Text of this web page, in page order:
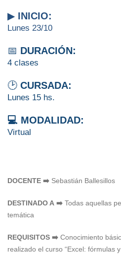
▶ INICIO:
Lunes 23/10
📅 DURACIÓN:
4 clases
🕑 CURSADA:
Lunes 15 hs.
💻 MODALIDAD:
Virtual
DOCENTE ➡️ Sebastián Ballesillos
DESTINADO A ➡️ Todas aquellas
temática
REQUISITOS ➡️ Conocimiento
realizado el curso “Excel: fórmulas